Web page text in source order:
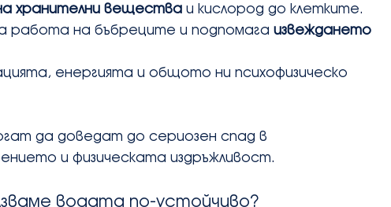
хранителни вещества и кислород до клетките.
работа на бъбреците и подпомага извеждането
енергията и общото ни психофизическо
да доведат до сериозен спад в
и физическата издръжливост.
водата по-устойчиво?